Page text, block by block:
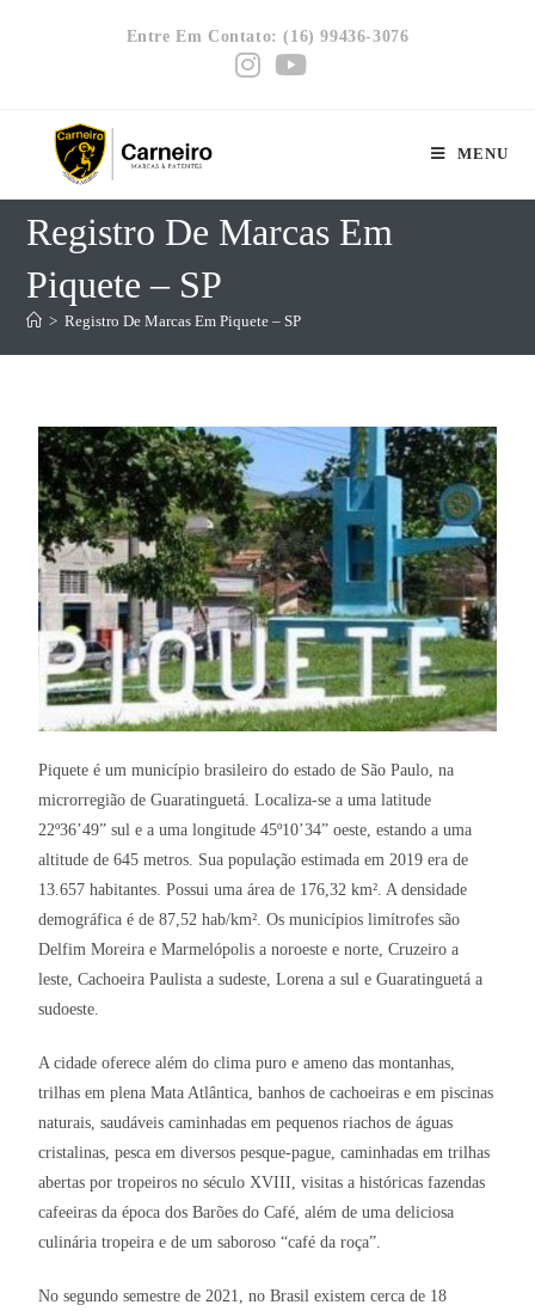
Entre Em Contato: (16) 99436-3076
MENU
Registro De Marcas Em
Piquete – SP
> Registro De Marcas Em Piquete – SP
Piquete é um município brasileiro do estado de São Paulo, na
microrregião de Guaratinguetá. Localiza-se a uma latitude
22º36’49” sul e a uma longitude 45º10’34” oeste, estando a uma
altitude de 645 metros. Sua população estimada em 2019 era de
13.657 habitantes. Possui uma área de 176,32 km². A densidade
demográfica é de 87,52 hab/km². Os municípios limítrofes são
Delfim Moreira e Marmelópolis a noroeste e norte, Cruzeiro a
leste, Cachoeira Paulista a sudeste, Lorena a sul e Guaratinguetá a
sudoeste.
A cidade oferece além do clima puro e ameno das montanhas,
trilhas em plena Mata Atlântica, banhos de cachoeiras e em piscinas
naturais, saudáveis caminhadas em pequenos riachos de águas
cristalinas, pesca em diversos pesque-pague, caminhadas em trilhas
abertas por tropeiros no século XVIII, visitas a históricas fazendas
cafeeiras da época dos Barões do Café, além de uma deliciosa
culinária tropeira e de um saboroso “café da roça”.
No segundo semestre de 2021, no Brasil existem cerca de 18